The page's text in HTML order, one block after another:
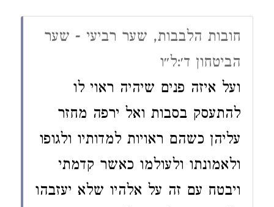
חובות הלבבות, שער רביעי - שער
הביטחון ד׳:ל״ו
ועל איזה פנים שיהיה ראוי לו
להתעסק בסבות ואל ירפה מחזר
עליהן כשהם ראויות למדותיו ולגופו
ולאמונתו ולעולמו כאשר קדמתי
ויבטח עם זה על אלהיו שלא יעזבהו